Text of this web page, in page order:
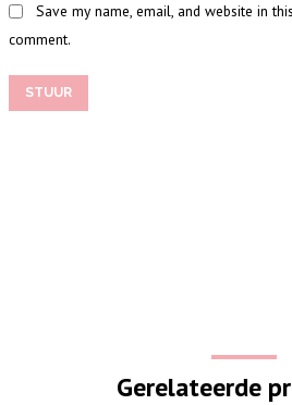
Save my name, email, and website in
comment.
STUUR
Gerelateerde